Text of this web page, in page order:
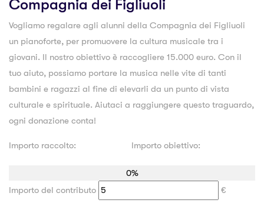
Compagnia dei Figliuoli
Vogliamo regalare agli alunni della Compagnia dei Figliuoli
un pianoforte, per promuovere la cultura musicale tra i
giovani. Il nostro obiettivo è raccogliere 15.000 euro. Con il
tuo aiuto, possiamo portare la musica nelle vite di tanti
bambini e ragazzi al fine di elevarli da un punto di vista
culturale e spirituale. Aiutaci a raggiungere questo traguardo,
ogni donazione conta!
Importo raccolto: Importo obiettivo:
0%
Importo del contributo
€